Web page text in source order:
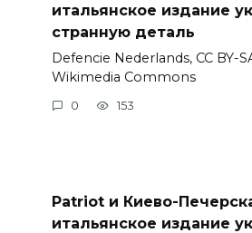
итальянское издание
странную деталь
Defencie Nederlands, CC BY-
Wikimedia Commons
0 153
Patriot и Киево-
итальянское издание